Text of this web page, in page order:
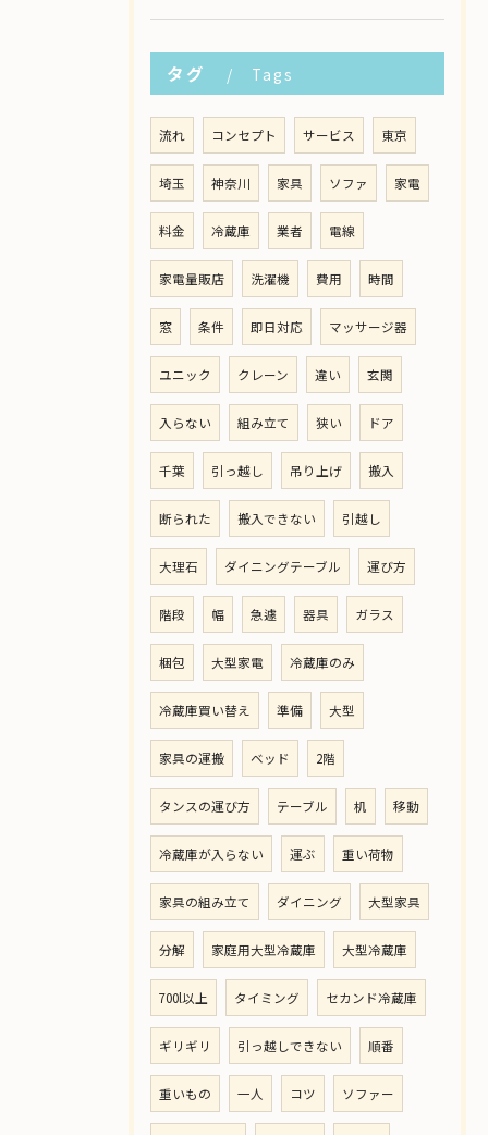
タグ Tags
流れ コンセプト サービス 東京
埼玉 神奈川 家具 ソファ 家電
料金 冷蔵庫 業者 電線
家電量販店 洗濯機 費用 時間
窓 条件 即日対応 マッサージ器
ユニック クレーン 違い 玄関
入らない 組み立て 狭い ドア
千葉 引っ越し 吊り上げ 搬入
断られた 搬入できない 引越し
大理石 ダイニングテーブル 運び方
階段 幅 急遽 器具 ガラス
梱包 大型家電 冷蔵庫のみ
冷蔵庫買い替え 準備 大型
家具の運搬 ベッド 2階
タンスの運び方 テーブル 机 移動
冷蔵庫が入らない 運ぶ 重い荷物
家具の組み立て ダイニング 大型家具
分解 家庭用大型冷蔵庫 大型冷蔵庫
700l以上 タイミング セカンド冷蔵庫
ギリギリ 引っ越しできない 順番
重いもの 一人 コツ ソファー